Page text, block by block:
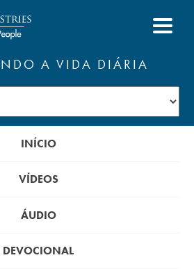
A VIDA DIÁRIA
INÍCIO
VÍDEOS
ÁUDIO
DEVOCIONAL